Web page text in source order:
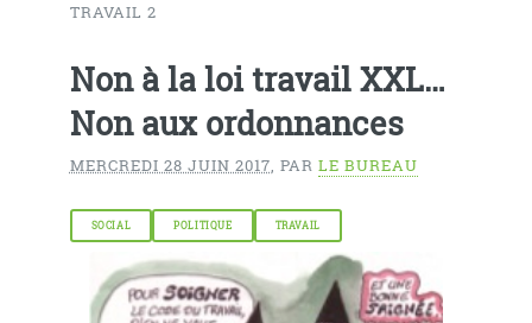
TRAVAIL 2
Non à la loi travail XXL…
Non aux ordonnances
MERCREDI 28 JUIN 2017, PAR LE BUREAU
SOCIAL POLITIQUE TRAVAIL